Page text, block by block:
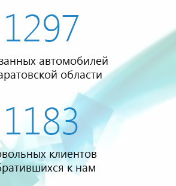
1297
автомобилей
области
1183
клиентов
к нам